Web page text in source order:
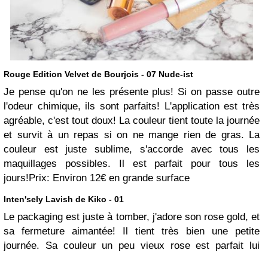
Rouge Edition Velvet de Bourjois - 07 Nude-ist
Je pense qu'on ne les présente plus! Si on passe outre
l'odeur chimique, ils sont parfaits! L'application est très
agréable, c'est tout doux! La couleur tient toute la journée
et survit à un repas si on ne mange rien de gras. La
couleur est juste sublime, s'accorde avec tous les
maquillages possibles. Il est parfait pour tous les
jours!Prix: Environ 12€ en grande surface
Inten'sely Lavish de Kiko - 01
Le packaging est juste à tomber, j'adore son rose gold, et
sa fermeture aimantée! Il tient très bien une petite
journée. Sa couleur un peu vieux rose est parfait lui